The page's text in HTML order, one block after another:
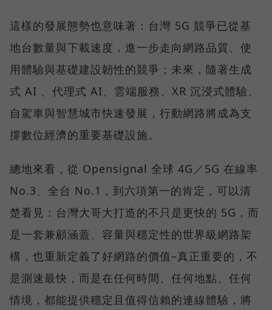
這樣的發展態勢也意味著：台灣 5G 競爭已從基
地台數量與下載速度，進一步走向網路品質、使
用體驗與基礎建設韌性的競爭；未來，隨著生成
式 AI 、代理式 AI、雲端服務、XR 沉浸式體驗、
自駕車與智慧城市快速發展，行動網路將成為支
撐數位經濟的重要基礎設施。
總地來看，從 Opensignal 全球 4G／5G 在線率
No.3、全台 No.1，到六項第一的肯定，可以清
楚看見：台灣大哥大打造的不只是更快的 5G，而
是一套兼顧涵蓋、容量與穩定性的世界級網路架
構，也重新定義了好網路的價值–真正重要的，不
是測速最快，而是在任何時間、任何地點、任何
情境，都能提供穩定且值得信賴的連線體驗，將